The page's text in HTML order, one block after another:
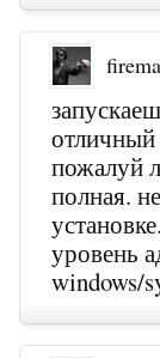
пожалуй
полная.
уровень
windows/